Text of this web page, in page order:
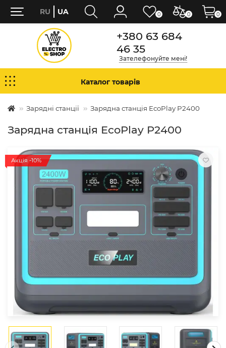
+380 63 684
46 35
Зателефонуйте мені!
Каталог товарів
Зарядні станції Зарядна станція EcoPlay P2400
Зарядна станція EcoPlay P2400
Акція -10%
0 0
RU UA 0